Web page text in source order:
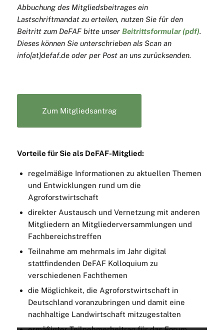
Abbuchung des Mitgliedsbeitrages ein
Lastschriftmandat zu erteilen, nutzen Sie für den
Beitritt zum DeFAF bitte unser Beitrittsformular (pdf).
Dieses können Sie unterschrieben als Scan an
info[at]defaf.de oder per Post an uns zurücksenden.
Zum Mitgliedsantrag
Vorteile für Sie als DeFAF-Mitglied:
regelmäßige Informationen zu aktuellen Themen
und Entwicklungen rund um die
Agroforstwirtschaft
direkter Austausch und Vernetzung mit anderen
Mitgliedern an Mitgliederversammlungen und
Fachbereichstreffen
Teilnahme am mehrmals im Jahr digital
stattfindenden DeFAF Kolloquium zu
verschiedenen Fachthemen
die Möglichkeit, die Agroforstwirtschaft in
Deutschland voranzubringen und damit eine
nachhaltige Landwirtschaft mitzugestalten